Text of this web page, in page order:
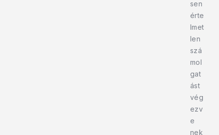
sen
érte
lmet
len
szá
mol
gat
ást
vég
ezv
e
nek